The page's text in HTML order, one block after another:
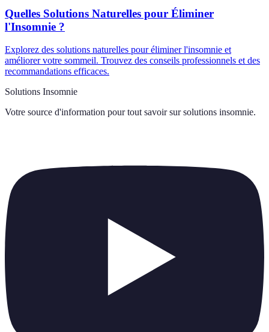
Quelles Solutions Naturelles pour Éliminer
l'Insomnie ?
Explorez des solutions naturelles pour éliminer l'insomnie et
améliorer votre sommeil. Trouvez des conseils professionnels et des
recommandations efficaces.
Solutions Insomnie
Votre source d'information pour tout savoir sur solutions insomnie.